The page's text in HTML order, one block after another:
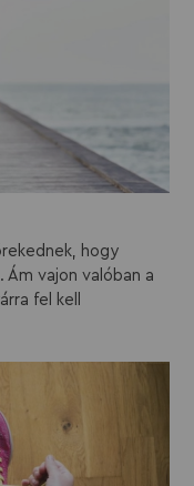
hogy
vajon valóban a
fel kell